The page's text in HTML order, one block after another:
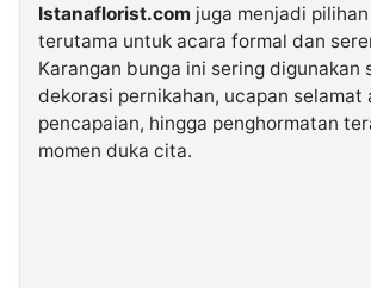
Istanaflorist.com juga menjadi
terutama untuk acara formal dan
Karangan bunga ini sering digunakan
dekorasi pernikahan, ucapan selamat
pencapaian, hingga penghormatan
momen duka cita.